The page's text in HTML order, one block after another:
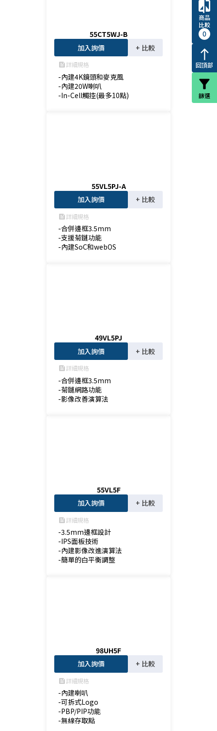
55CT5WJ-B
加入詢價
+ 比較
feed詳細規格
-內建4K鏡頭和麥克風
-內建20W喇叭
-In-Cell觸控(最多10點)
55VL5PJ-A
加入詢價
+ 比較
feed詳細規格
-合併邊框3.5mm
-支援菊鏈功能
-內建SoC和webOS
49VL5PJ
加入詢價
+ 比較
feed詳細規格
-合併邊框3.5mm
-菊鏈網路功能
-影像改善演算法
55VL5F
加入詢價
+ 比較
feed詳細規格
-3.5mm邊框設計
-IPS面板技術
-內建影像改進演算法
-簡單的白平衡調整
98UH5F
加入詢價
+ 比較
feed詳細規格
-內建喇叭
-可拆式Logo
-PBP/PIP功能
-無線存取點
compare
商品
比較
0
north
回頂部
filter_alt
篩選